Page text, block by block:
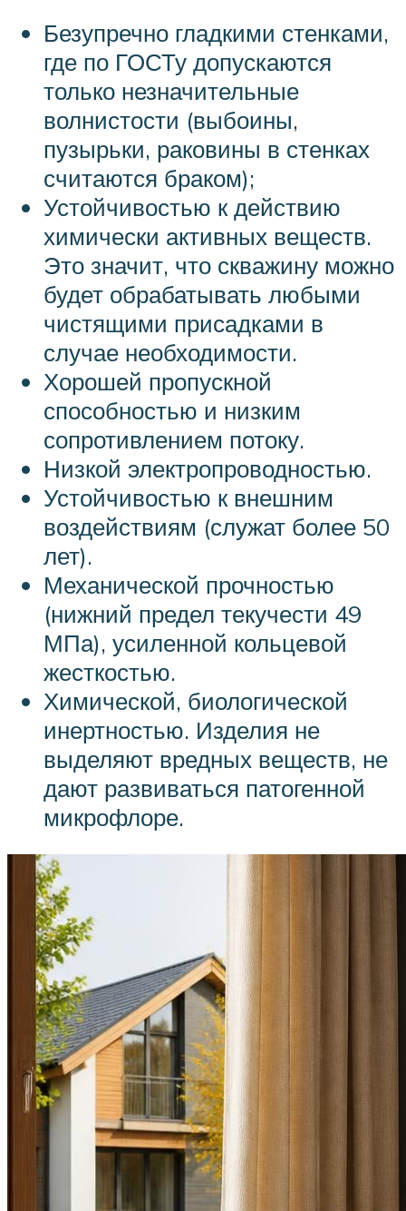
Безупречно гладкими стенками,
где по ГОСТу допускаются
только незначительные
волнистости (выбоины,
пузырьки, раковины в стенках
считаются браком);
Устойчивостью к действию
химически активных веществ.
Это значит, что скважину можно
будет обрабатывать любыми
чистящими присадками в
случае необходимости.
Хорошей пропускной
способностью и низким
сопротивлением потоку.
Низкой электропроводностью.
Устойчивостью к внешним
воздействиям (служат более 50
лет).
Механической прочностью
(нижний предел текучести 49
МПа), усиленной кольцевой
жесткостью.
Химической, биологической
инертностью. Изделия не
выделяют вредных веществ, не
дают развиваться патогенной
микрофлоре.